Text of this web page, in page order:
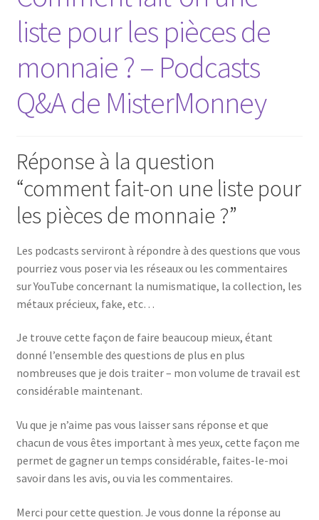
liste pour les pièces de
monnaie ? – Podcasts
Q&A de MisterMonney
Réponse à la question
“comment fait-on une liste pour
les pièces de monnaie ?”
Les podcasts serviront à répondre à des questions que vous
pourriez vous poser via les réseaux ou les commentaires
sur YouTube concernant la numismatique, la collection, les
métaux précieux, fake, etc…
Je trouve cette façon de faire beaucoup mieux, étant
donné l’ensemble des questions de plus en plus
nombreuses que je dois traiter – mon volume de travail est
considérable maintenant.
Vu que je n’aime pas vous laisser sans réponse et que
chacun de vous êtes important à mes yeux, cette façon me
permet de gagner un temps considérable, faites-le-moi
savoir dans les avis, ou via les commentaires.
Merci pour cette question. Je vous donne la réponse au